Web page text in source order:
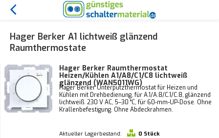
Hager Berker A1 lichtweiß glänzend
Raumthermostate
Hager Berker Raumthermostat
Heizen/Kühlen A1/A8/C1/C8 lichtweiß
glänzend (WAN5011WG)
Hager Berker Unterputzthermostat für Heizen und
Kühlen mit Drehbedienung, für A.1/A.8/C.1/C.8, glänzend
lichtweiß. 230 V AC, 5–30 °C, für 60-mm-UP-Dose. Ohne
Krallenbefestigung. Ohne Abdeckrahmen.
Aktueller Lagerbestand:
0 Stück